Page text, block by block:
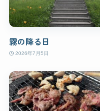
霧の降る日
2026年7月5日